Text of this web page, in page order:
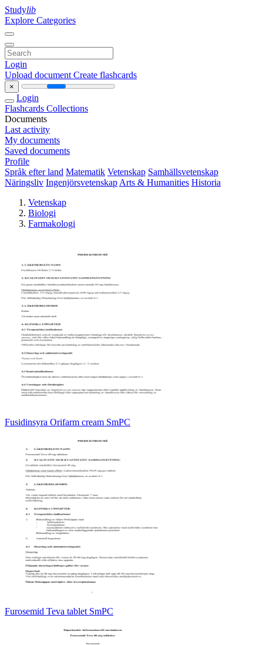
Studylib
Explore Categories
Login
Upload document Create flashcards
×
Login
Flashcards Collections
Documents
Last activity
My documents
Saved documents
Profile
Språk efter land Matematik Vetenskap Samhällsvetenskap
Näringsliv Ingenjörsvetenskap Arts & Humanities Historia
Vetenskap
Biologi
Farmakologi
Fusidinsyra Orifarm cream SmPC
Furosemid Teva tablet SmPC